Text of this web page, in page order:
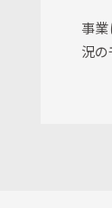
事
況の